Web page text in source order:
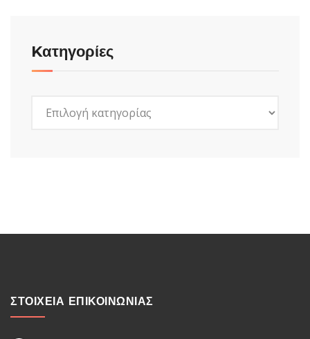
Kατηγορίες
ΣΤΟΙΧΕΙΑ ΕΠΙΚΟΙΝΩΝΙΑΣ